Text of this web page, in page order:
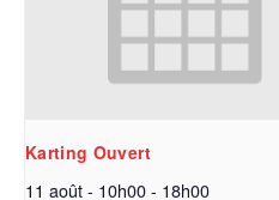
Karting Ouvert
11 août - 10h00- 18h00